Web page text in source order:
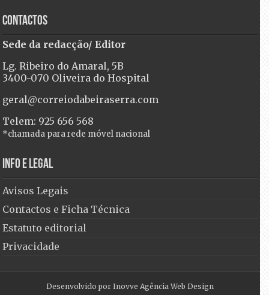
Contactos
Sede da redacção/ Editor
Lg. Ribeiro do Amaral, 5B
3400-070 Oliveira do Hospital
geral@correiodabeiraserra.com
Telem: 925 656 568
*chamada para rede móvel nacional
Info e Legal
Avisos Legais
Contactos e Ficha Técnica
Estatuto editorial
Privacidade
Desenvolvido por Inovve Agência Web Design